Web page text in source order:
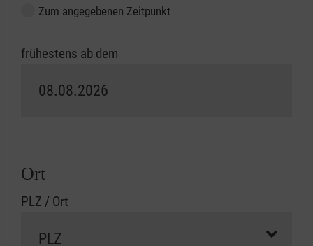
Zum angegebenen Zeitpunkt
frühestens ab dem
Ort
PLZ / Ort